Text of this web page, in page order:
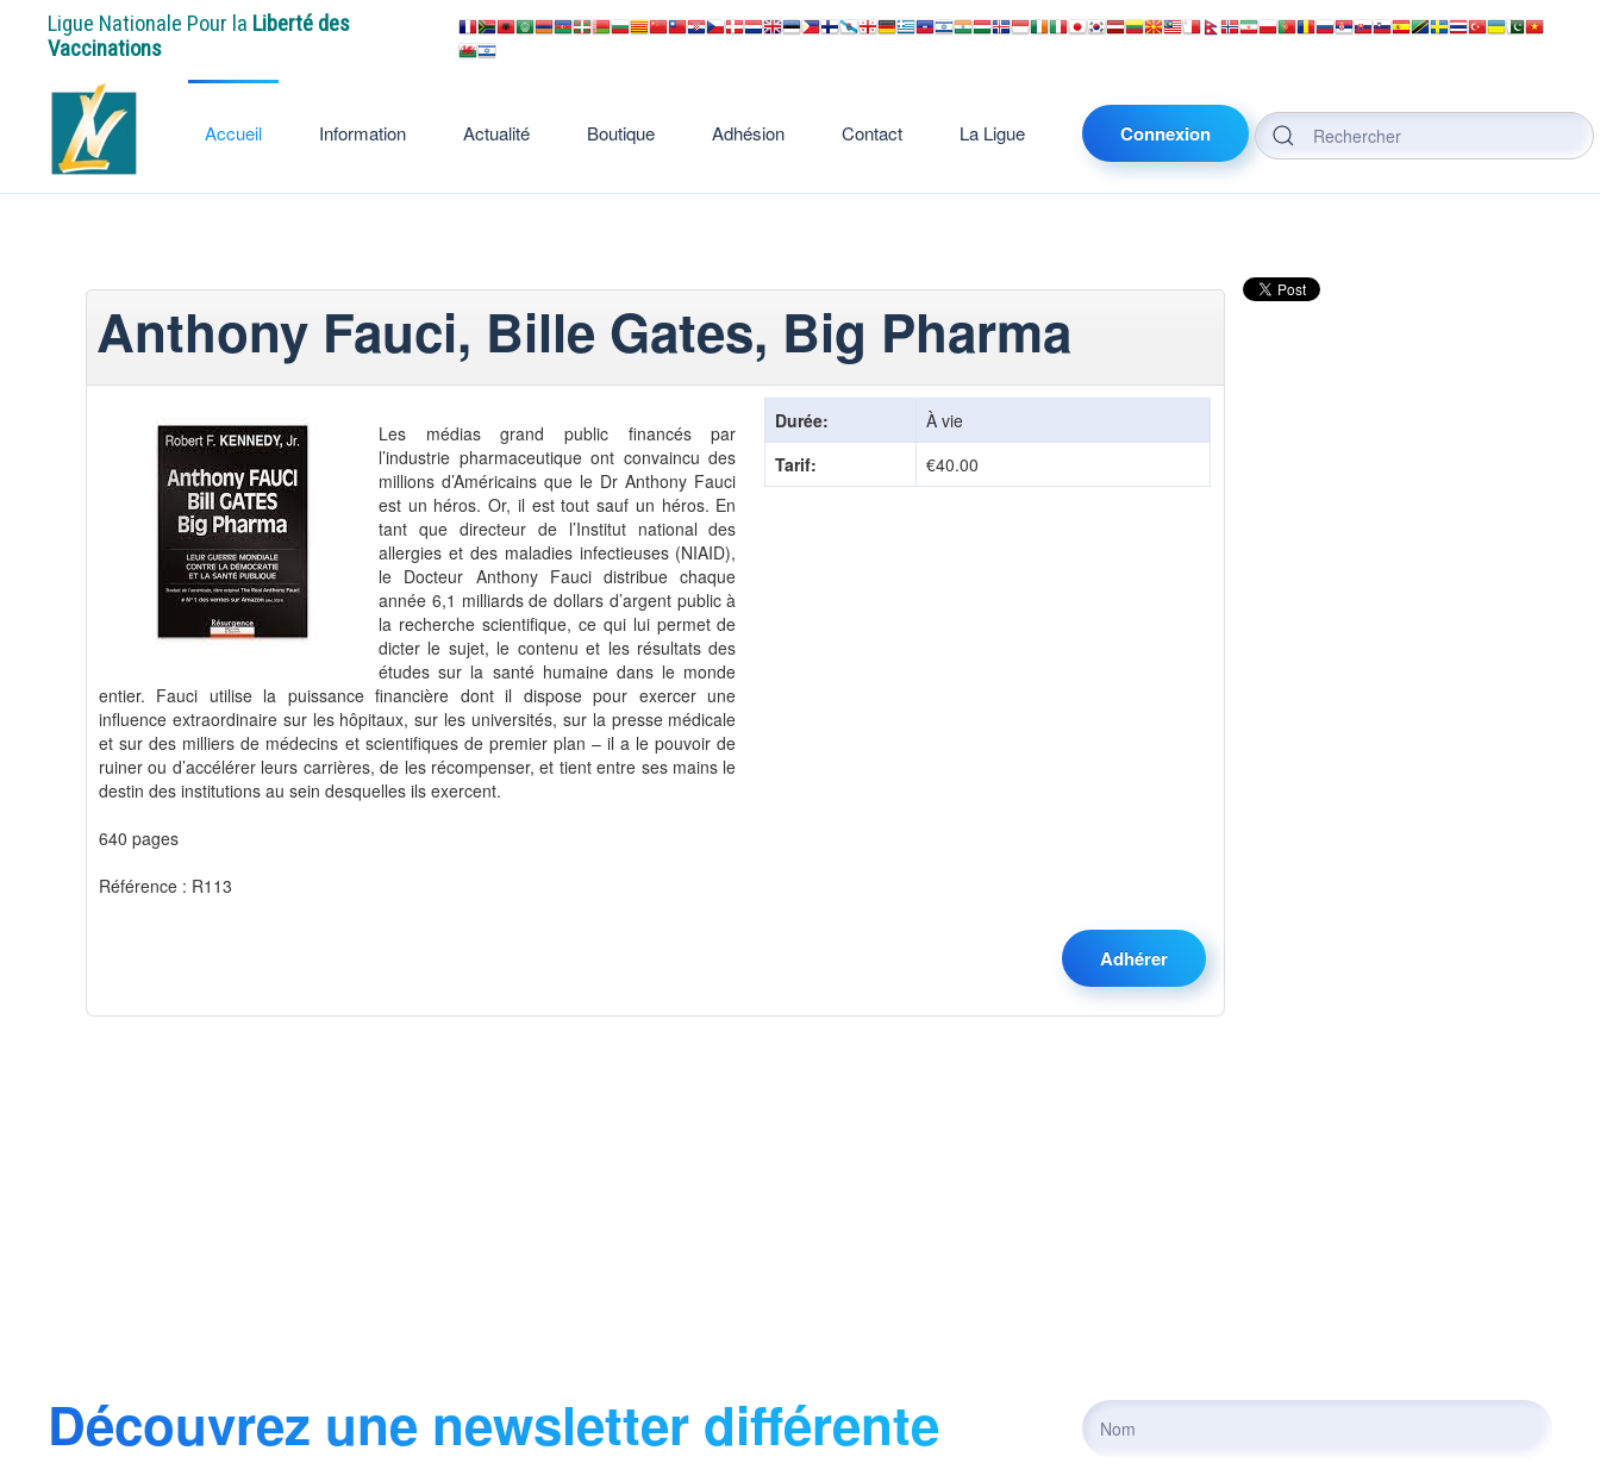
Ligue Nationale Pour la Liberté des
Vaccinations
Accueil Information Actualité Boutique Adhésion Contact La Ligue Connexion
Anthony Fauci, Bille Gates, Big Pharma
Les médias grand public financés par
l’industrie pharmaceutique ont convaincu des
millions d’Américains que le Dr Anthony Fauci
est un héros. Or, il est tout sauf un héros. En
tant que directeur de l’Institut national des
allergies et des maladies infectieuses (NIAID),
le Docteur Anthony Fauci distribue chaque
année 6,1 milliards de dollars d’argent public à
la recherche scientifique, ce qui lui permet de
dicter le sujet, le contenu et les résultats des
études sur la santé humaine dans le monde
entier. Fauci utilise la puissance financière dont il dispose pour exercer une
influence extraordinaire sur les hôpitaux, sur les universités, sur la presse médicale
et sur des milliers de médecins et scientifiques de premier plan – il a le pouvoir de
ruiner ou d’accélérer leurs carrières, de les récompenser, et tient entre ses mains le
destin des institutions au sein desquelles ils exercent.
640 pages
Référence : R113
Durée:
À vie
Tarif:
€40.00
Adhérer
Découvrez une newsletter différente